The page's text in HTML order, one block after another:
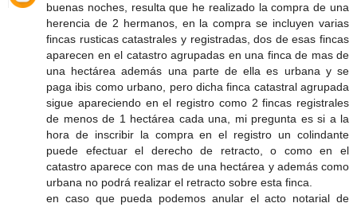
buenas noches, resulta que he realizado la compra de una
herencia de 2 hermanos, en la compra se incluyen varias
fincas rusticas catastrales y registradas, dos de esas fincas
aparecen en el catastro agrupadas en una finca de mas de
una hectárea además una parte de ella es urbana y se
paga ibis como urbano, pero dicha finca catastral agrupada
sigue apareciendo en el registro como 2 fincas registrales
de menos de 1 hectárea cada una, mi pregunta es si a la
hora de inscribir la compra en el registro un colindante
puede efectuar el derecho de retracto, o como en el
catastro aparece con mas de una hectárea y además como
urbana no podrá realizar el retracto sobre esta finca.
en caso que pueda podemos anular el acto notarial de